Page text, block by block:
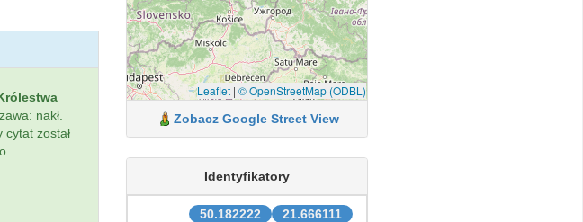
nakł.
cytat został
Leaflet| © OpenStreetMap (ODBL)
Zobacz Google Street View
Identyfikatory
21.666111
50.182222